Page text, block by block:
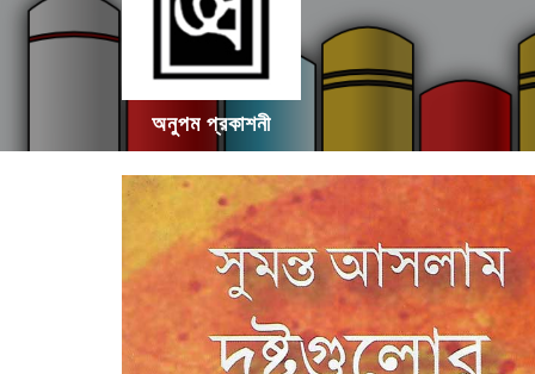
অনুপম প্রকাশনী